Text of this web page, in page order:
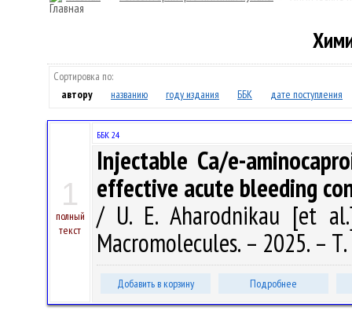
Сортировка по:
автору
названию году издания ББК дате поступления
1
полный
текст
ББК 24
Injectable Ca/e-
effective acute bleeding
/ U. E. Aharodnikau [et
Macromolecules. – 2025. –
Добавить в корзину Подробнее